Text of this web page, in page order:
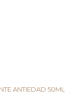
ANTIEDAD 50ML